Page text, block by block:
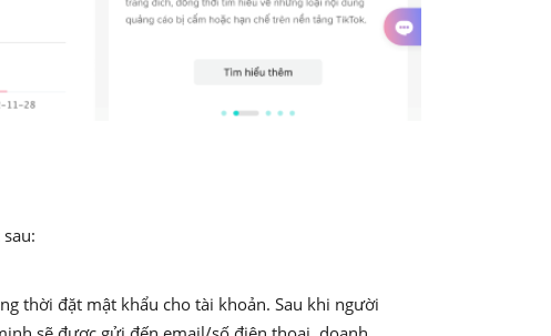
thời đặt mật khẩu cho tài khoản. Sau khi người